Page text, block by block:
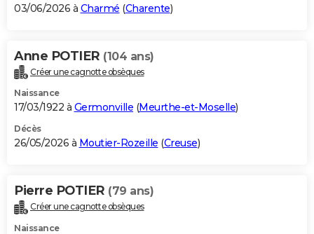
03/06/2026 à Charmé (Charente)
Anne POTIER (104 ans)
Créer une cagnotte obsèques
Naissance
17/03/1922 à Germonville (Meurthe-et-Moselle)
Décès
26/05/2026 à Moutier-Rozeille (Creuse)
Pierre POTIER (79 ans)
Créer une cagnotte obsèques
Naissance